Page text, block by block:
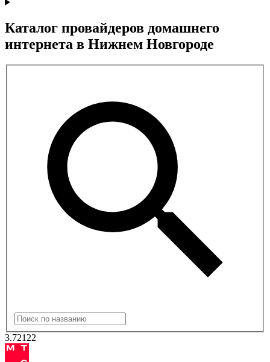
Каталог провайдеров домашнего
интернета в Нижнем Новгороде
3.72122